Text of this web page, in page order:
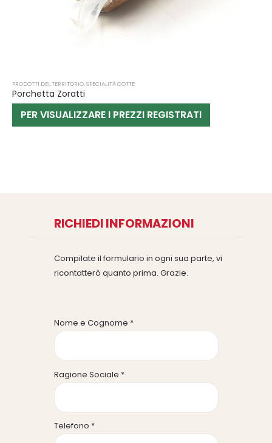
PRODOTTI DEL TERRITORIO, SPECIALITÀ COTTE
Porchetta Zoratti
PER VISUALIZZARE I PREZZI REGISTRATI
RICHIEDI INFORMAZIONI
Compilate il formulario in ogni sua parte, vi
ricontatterò quanto prima. Grazie.
Nome e Cognome *
Ragione Sociale *
Telefono *